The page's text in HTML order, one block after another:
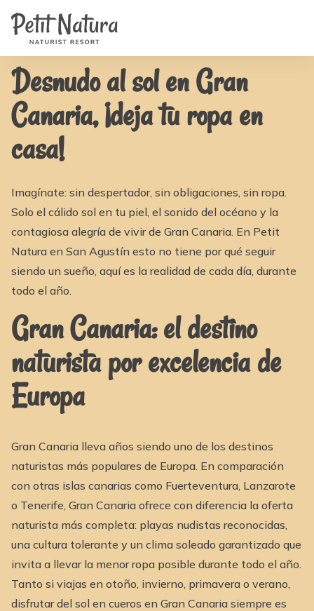
Habitaciones
Fotos
Noticias
FAQ
Contacto
NL
FR
IT
ES
¡Desnudo al sol en Gran Canaria | Vacaciones naturistas en
Petit Natura
Desnudo al sol en Gran
Canaria, ¡deja tu ropa en
casa!
Imagínate: sin despertador, sin obligaciones, sin ropa.
Solo el cálido sol en tu piel, el sonido del océano y la
contagiosa alegría de vivir de Gran Canaria. En Petit
Natura en San Agustín esto no tiene por qué seguir
siendo un sueño, aquí es la realidad de cada día, durante
todo el año.
Gran Canaria: el destino
naturista por excelencia de
Europa
Gran Canaria lleva años siendo uno de los destinos
naturistas más populares de Europa. En comparación
con otras islas canarias como Fuerteventura, Lanzarote
o Tenerife, Gran Canaria ofrece con diferencia la oferta
naturista más completa: playas nudistas reconocidas,
una cultura tolerante y un clima soleado garantizado que
invita a llevar la menor ropa posible durante todo el año.
Tanto si viajas en otoño, invierno, primavera o verano,
disfrutar del sol en cueros en Gran Canaria siempre es